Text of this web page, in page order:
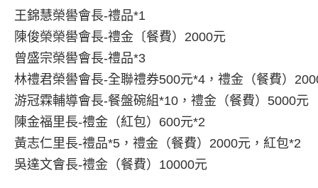
王錦慧榮嚳會長-禮品*1
陳俊榮榮嚳會長-禮金〔餐費）2000元
曾盛宗榮嚳會長-禮品*3
林禮君榮嚳會長-全聯禮券500元*4，禮金（餐費）
游冠霖輔導會長-餐盤碗組*10，禮金（餐費）5000元
陳金福里長-禮金（紅包）600元*2
黃志仁里長-禮品*5，禮金（餐費）2000元，紅包*2
吳達文會長-禮金（餐費）10000元